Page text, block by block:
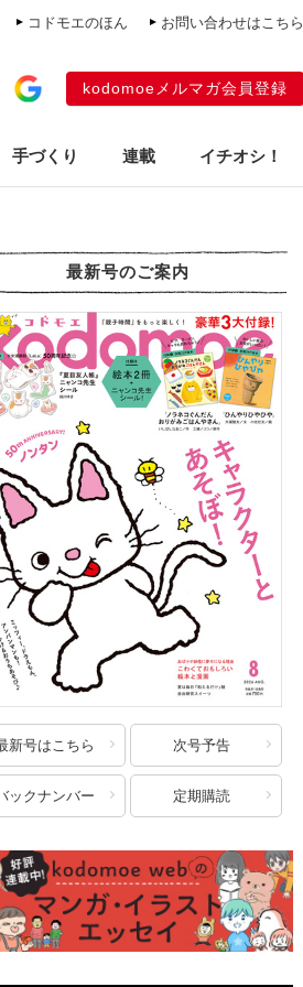
コドモエのほん お問い合わせはこちら
kodomoeメルマガ会員登録
手づくり 連載 イチオシ！
最新号のご案内
新号はこちら 次号予告
ックナンバー 定期購読